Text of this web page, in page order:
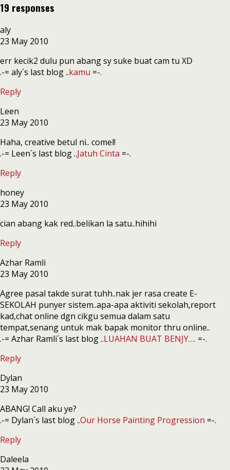
19 responses
aly
23 May 2010
err kecik2 dulu pun abang sy suke buat cam tu XD
.-= aly´s last blog ..kamu =-.
Reply
Leen
23 May 2010
Haha, creative betul ni.. comel!
.-= Leen´s last blog ..Jatuh Cinta =-.
Reply
honey
23 May 2010
cian abang kak red..belikan la satu..hihihi
Reply
Azhar Ramli
23 May 2010
Agree pasal takde surat tuhh..nak jer rasa create E-
SEKOLAH punyer sistem..apa-apa aktiviti sekolah,report
kad,chat online dgn cikgu semua dalam satu
tempat,senang untuk mak bapak monitor thru online..
.-= Azhar Ramli´s last blog ..LUAHAN BUAT BENJY…. =-.
Reply
Dylan
23 May 2010
ABANG! Call aku ye?
.-= Dylan´s last blog ..Our Horse Painting Progression =-.
Reply
Daleela